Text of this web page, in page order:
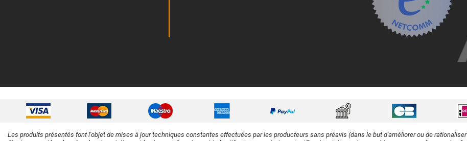
Les produits présentés font l'objet de mises à jour techniques constantes effectuées par les producteurs sans préavis (dans le but d'améliorer ou de